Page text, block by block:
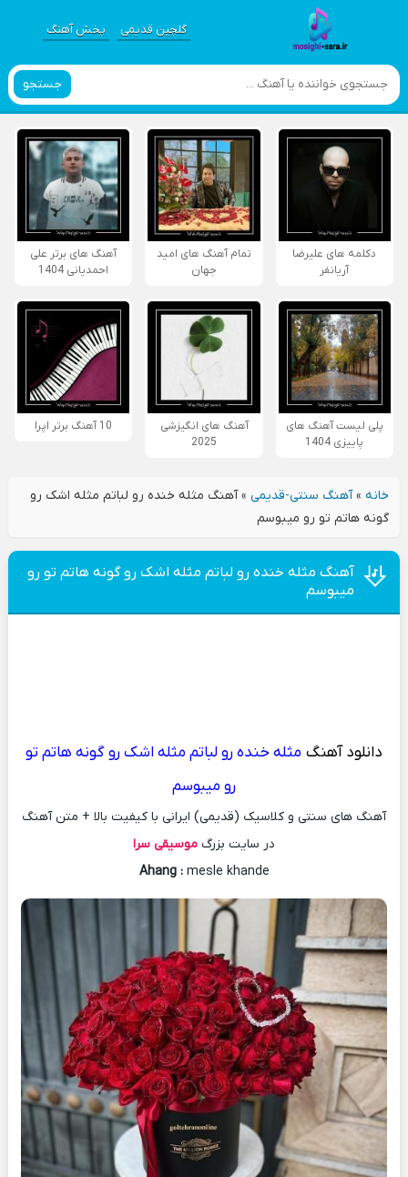
گلچین قدیمی پخش آهنگ
جستجو
دکلمه های علیرضا
آریانفر
تمام آهنگ های امید
جهان
آهنگ های برتر علی
احمدیانی 1404
پلی لیست آهنگ های
پاییزی 1404
آهنگ های انگیزشی
2025
10 آهنگ برتر اپرا
خانه»آهنگ سنتی-قدیمی»آهنگ مثله خنده رو لباتم مثله اشک رو
گونه هاتم تو رو ميبوسم
آهنگ مثله خنده رو لباتم مثله اشک رو گونه هاتم تو رو
ميبوسم
دانلود آهنگ مثله خنده رو لباتم مثله اشک رو گونه هاتم تو
رو ميبوسم
آهنگ های سنتی و کلاسیک (قدیمی) ایرانی با کیفیت بالا + متن آهنگ
در سایت بزرگ موسیقی سرا
Ahang :mesle khande